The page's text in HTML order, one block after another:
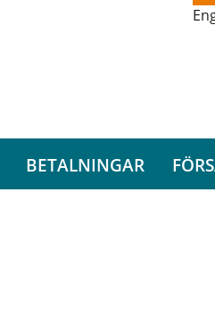
BETALNINGAR